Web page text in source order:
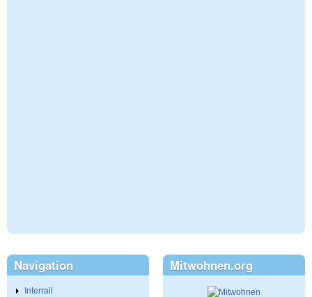
Navigation
Interrail
Mitwohnen.org